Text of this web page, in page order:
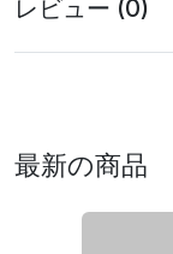
レビュー (0)
最新の商品